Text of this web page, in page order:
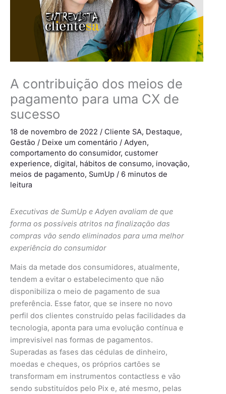
A contribuição dos meios de
pagamento para uma CX de
sucesso
18 de novembro de 2022 / Cliente SA, Destaque,
Gestão / Deixe um comentário / Adyen,
comportamento do consumidor, customer
experience, digital, hábitos de consumo, inovação,
meios de pagamento, SumUp / 6 minutos de
leitura
Executivas de SumUp e Adyen avaliam de que
forma os possíveis atritos na finalização das
compras vão sendo eliminados para uma melhor
experiência do consumidor
Mais da metade dos consumidores, atualmente,
tendem a evitar o estabelecimento que não
disponibiliza o meio de pagamento de sua
preferência. Esse fator, que se insere no novo
perfil dos clientes construído pelas facilidades da
tecnologia, aponta para uma evolução contínua e
imprevisível nas formas de pagamentos.
Superadas as fases das cédulas de dinheiro,
moedas e cheques, os próprios cartões se
transformam em instrumentos contactless e vão
sendo substituídos pelo Pix e, até mesmo, pelas